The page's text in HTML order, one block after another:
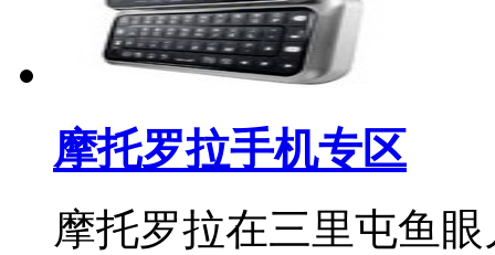
摩托罗拉手机专区
摩托罗拉在三里屯鱼